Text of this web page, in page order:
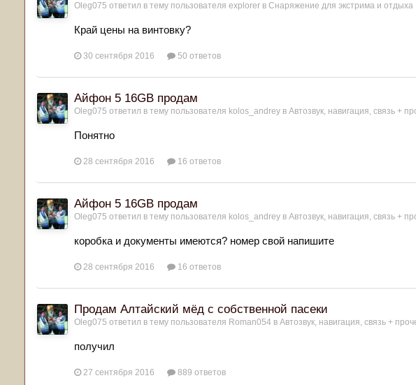
Oleg075 ответил в тему пользователя explorer в Снаряжение для экстрима и отдыха
Край цены на винтовку?
30 сентября 2016 50 ответов
Айфон 5 16GB продам
Oleg075 ответил в тему пользователя kolos_andrey в Автозвук, навигация, связь +
Понятно
28 сентября 2016 16 ответов
Айфон 5 16GB продам
Oleg075 ответил в тему пользователя kolos_andrey в Автозвук, навигация, связь +
коробка и документы имеются? номер свой напишите
28 сентября 2016 16 ответов
Продам Алтайский мёд с собственной пасеки
Oleg075 ответил в тему пользователя Roman054 в Автозвук, навигация, связь +
получил
27 сентября 2016 889 ответов